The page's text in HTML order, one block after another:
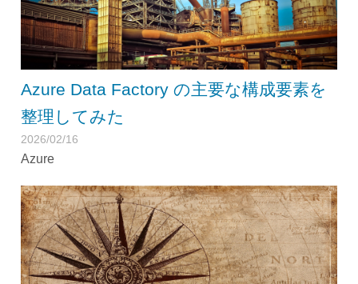
Azure Data Factory の主要な構成要素を
整理してみた
2026/02/16
Azure